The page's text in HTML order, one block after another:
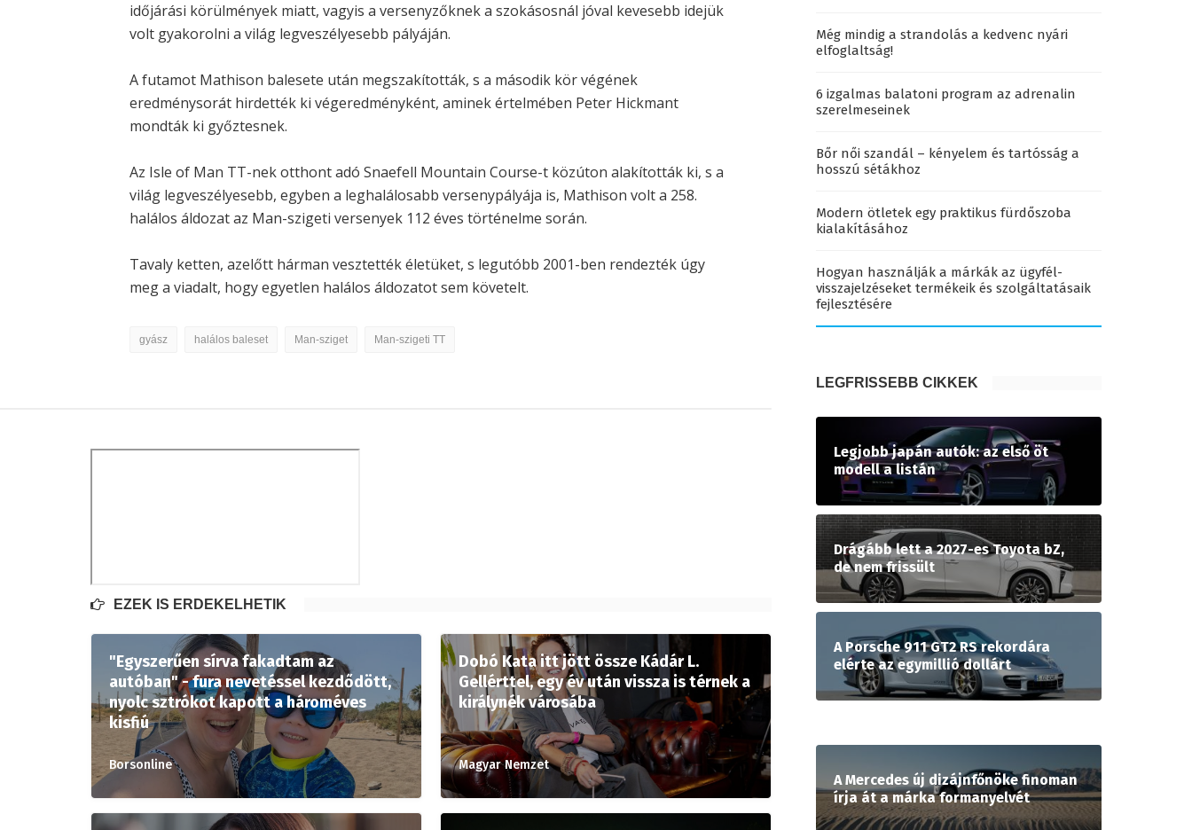
időjárási körülmények miatt, vagyis a versenyzőknek a szokásosnál jóval kevesebb idejük
volt gyakorolni a világ legveszélyesebb pályáján.
A futamot Mathison balesete után megszakították, s a második kör végének
eredménysorát hirdették ki végeredményként, aminek értelmében Peter Hickmant
mondták ki győztesnek.
Az Isle of Man TT-nek otthont adó Snaefell Mountain Course-t közúton alakították ki, s a
világ legveszélyesebb, egyben a leghalálosabb versenypályája is, Mathison volt a 258.
halálos áldozat az Man-szigeti versenyek 112 éves történelme során.
Tavaly ketten, azelőtt hárman vesztették életüket, s legutóbb 2001-ben rendezték úgy
meg a viadalt, hogy egyetlen halálos áldozatot sem követelt.
gyász halálos baleset Man-sziget Man-szigeti TT
EZEK IS ÉRDEKELHETIK
"Egyszerűen sírva fakadtam az
autóban" - fura nevetéssel kezdődött,
nyolc sztrókot kapott a hároméves
kisfiú
Borsonline
Dobó Kata itt jött össze Kádár L.
Gellérttel, egy év után vissza is térnek a
királynék városába
Magyar Nemzet
Még mindig a strandolás a kedvenc nyári
elfoglaltság!
6 izgalmas balatoni program az adrenalin
szerelmeseinek
Bőr női szandál – kényelem és tartósság a
hosszú sétákhoz
Modern ötletek egy praktikus fürdőszoba
kialakításához
Hogyan használják a márkák az ügyfél-
visszajelzéseket termékeik és szolgáltatásaik
fejlesztésére
LEGFRISSEBB CIKKEK
Legjobb japán autók: az első öt
modell a listán
Drágább lett a 2027-es Toyota bZ,
de nem frissült
A Porsche 911 GT2 RS rekordára
elérte az egymillió dollárt
A Mercedes új dizájnfőnöke finoman
írja át a márka formanyelvét